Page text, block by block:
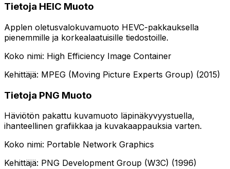
Tietoja HEIC Muoto
Applen oletusvalokuvamuoto HEVC-pakkauksella
pienemmille ja korkealaatuisille tiedostoille.
Koko nimi: High Efficiency Image Container
Kehittäjä: MPEG (Moving Picture Experts Group) (2015)
Tietoja PNG Muoto
Häviötön pakattu kuvamuoto läpinäkyvyystuella,
ihanteellinen grafiikkaa ja kuvakaappauksia varten.
Koko nimi: Portable Network Graphics
Kehittäjä: PNG Development Group (W3C) (1996)